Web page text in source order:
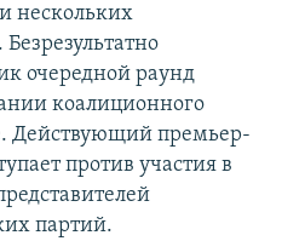
нескольких
очередной раунд
коалиционного
Действующий премьер-
против участия в
партий.